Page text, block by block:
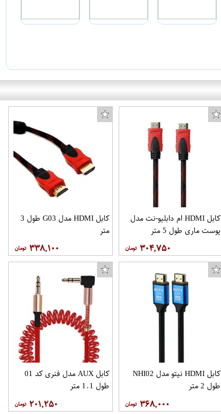
کابل HDMI ام دابلیو-نت مدل
پوست ماری طول 5 متر
۳۰۴,۷۵۰
کابل HDMI مدل G03 طول 3
متر
۳۳۸,۱۰۰
کابل HDMI نیتو مدل NHI02
طول 2 متر
۳۶۸,۰۰۰
کابل AUX مدل فنری کد 01
طول 1.1 متر
۲۰۱,۲۵۰